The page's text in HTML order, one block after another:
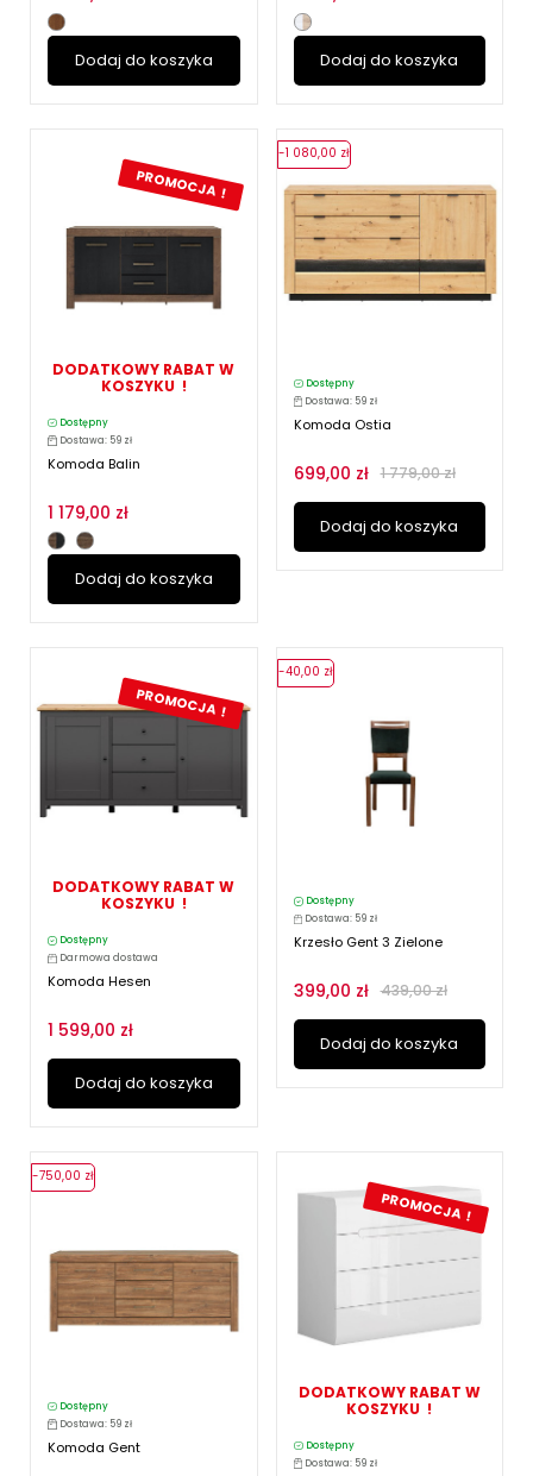
Dodaj do koszyka Dodaj do koszyka
PROMOCJA !
DODATKOWY RABAT W
KOSZYKU !
Dostępny
Dostawa: 59 zł
Komoda Balin
1 179,00 zł
Dodaj do koszyka
Dostępny
Dostawa: 59 zł
Komoda Ostia
699,00 zł 1 779,00 zł
Dodaj do koszyka
-1 080,00 zł
PROMOCJA !
DODATKOWY RABAT W
KOSZYKU !
Dostępny
Darmowa dostawa
Komoda Hesen
1 599,00 zł
Dodaj do koszyka
Dostępny
Dostawa: 59 zł
Krzesło Gent 3 Zielone
399,00 zł 439,00 zł
Dodaj do koszyka
-40,00 zł
Dostępny
Dostawa: 59 zł
Komoda Gent
-750,00 zł
PROMOCJA !
DODATKOWY RABAT W
KOSZYKU !
Dostępny
Dostawa: 59 zł